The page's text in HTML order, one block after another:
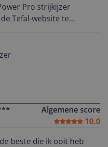
Pro strijkijzer
Tefal-website te
werkdagen. Ik
Tefal-website, omdat ik
Het duurde
cashback op mijn
algemeen ben ik zeer
Algemene score
10.0
beste die ik ooit heb